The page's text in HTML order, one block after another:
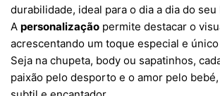
durabilidade, ideal para o dia a dia do seu
A personalização permite destacar o
acrescentando um toque especial e
Seja na chupeta, body ou sapatinhos,
paixão pelo desporto e o amor pelo